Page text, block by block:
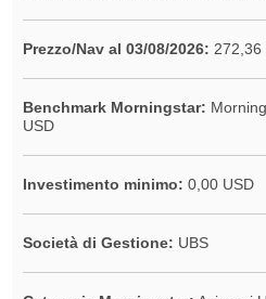
Prezzo/Nav al 03/08/2026: 272,36
Benchmark Morningstar:
USD
Investimento minimo: 0,00 USD
Società di Gestione: UBS